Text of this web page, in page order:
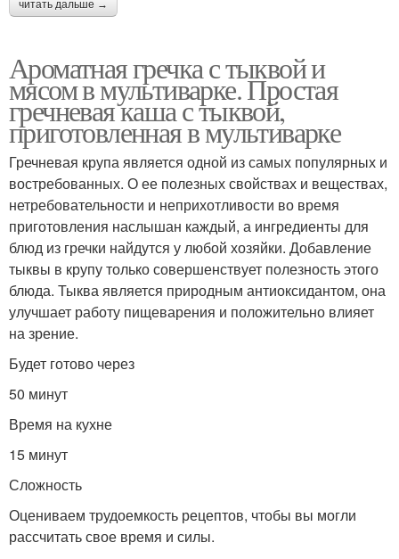
читать дальше →
Ароматная гречка с тыквой и
мясом в мультиварке. Простая
гречневая каша с тыквой,
приготовленная в мультиварке
Гречневая крупа является одной из самых популярных и
востребованных. О ее полезных свойствах и веществах,
нетребовательности и неприхотливости во время
приготовления наслышан каждый, а ингредиенты для
блюд из гречки найдутся у любой хозяйки. Добавление
тыквы в крупу только совершенствует полезность этого
блюда. Тыква является природным антиоксидантом, она
улучшает работу пищеварения и положительно влияет
на зрение.
Будет готово через
50 минут
Время на кухне
15 минут
Сложность
Оцениваем трудоемкость рецептов, чтобы вы могли
рассчитать свое время и силы.